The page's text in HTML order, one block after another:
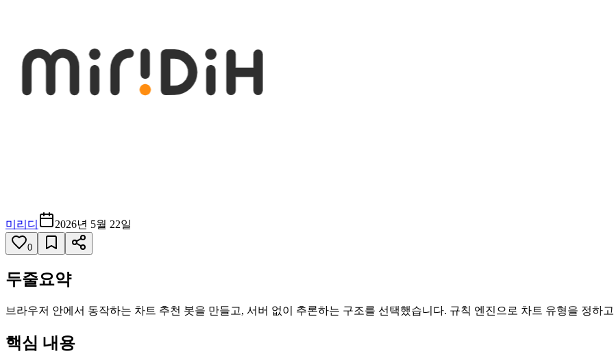
미리디 2026년 5월 22일
0
두줄요약
브라우저 안에서 동작하는 차트 추천 봇을 만들고, 서버 없이 추론하는 구조를 선택했습니다. 규칙 엔진으로 차트 유형을 정하
핵심 내용